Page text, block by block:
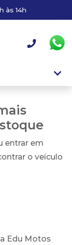
às 14h
entrar em
o veículo
Edu Motos